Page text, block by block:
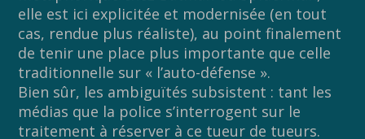
elle est ici explicitée et modernisée (en tout
cas, rendue plus réaliste), au point finalement
de tenir une place plus importante que celle
traditionnelle sur « l’auto-défense ».
Bien sûr, les ambiguïtés subsistent : tant les
médias que la police s’interrogent sur le
traitement à réserver à ce tueur de tueurs.